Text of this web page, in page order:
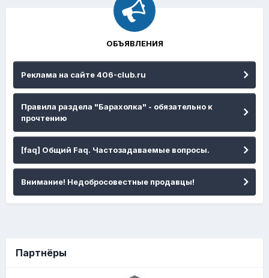
ОБЪЯВЛЕНИЯ
Реклама на сайте 406-club.ru
Правила раздела "Барахолка" - обязательно к
прочтению
[faq] Общий Faq. Частозадаваемые вопросы.
Внимание! Недобросовестные продавцы!
Партнёры